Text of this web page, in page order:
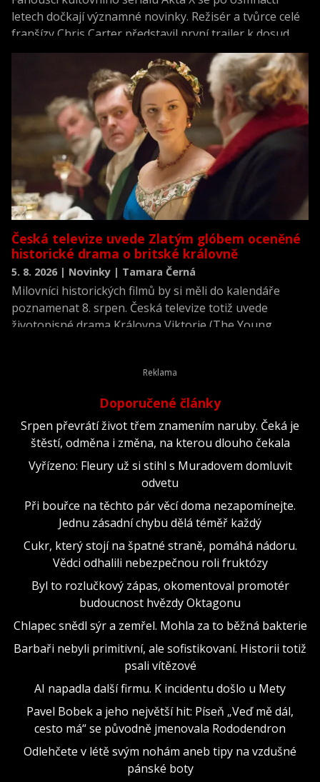
letech dočkají významné novinky. Režisér a tvůrce celé
franšízy Chris Carter představil první trailer k dosud
neviděné režisérské verzi filmu Akta X: Chci uvěřit.
Česká televize uvede Zlatým glóbem oceněné
historické drama o britské královně
5. 8. 2026 | Novinky | Tamara Černá
Milovníci historických filmů by si měli do kalendáře
poznamenat 8. srpen. Česká televize totiž uvede
životopisné drama Královna Viktorie (The Young
Doporučené články
Srpen převrátí život třem znamením naruby. Čeká je
štěstí, odměna i změna, na kterou dlouho čekala
Vyřízeno: Fleury už si stihl s Muradovem domluvit
odvetu
Při bouřce na těchto pár věcí doma nezapomínejte.
Jednu zásadní chybu dělá téměř každý
Cukr, který stojí na špatné straně, pomáhá nádoru.
Vědci odhalili nebezpečnou roli fruktózy
Byl to rozlučkový zápas, okomentoval promotér
budoucnost hvězdy Oktagonu
Chlapec snědl sýr a zemřel. Mohla za to běžná bakterie
Barbaři nebyli primitivní, ale sofistikovaní. Historii totiž
psali vítězové
AI napadla další firmu. K incidentu došlo u Mety
Pavel Bobek a jeho největší hit: Píseň „Veď mě dál,
cesto má“ se původně jmenovala Rododendron
Odlehčete v létě svým nohám aneb tipy na vzdušné
pánské boty